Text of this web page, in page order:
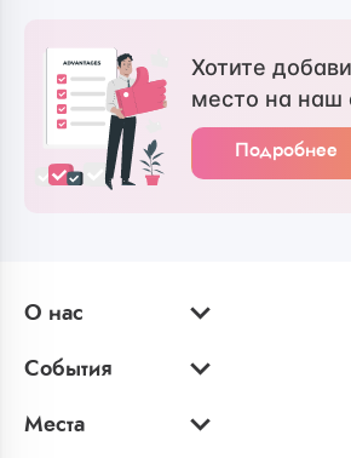
Хотите
место на наш
Подробнее
О нас
События
Места